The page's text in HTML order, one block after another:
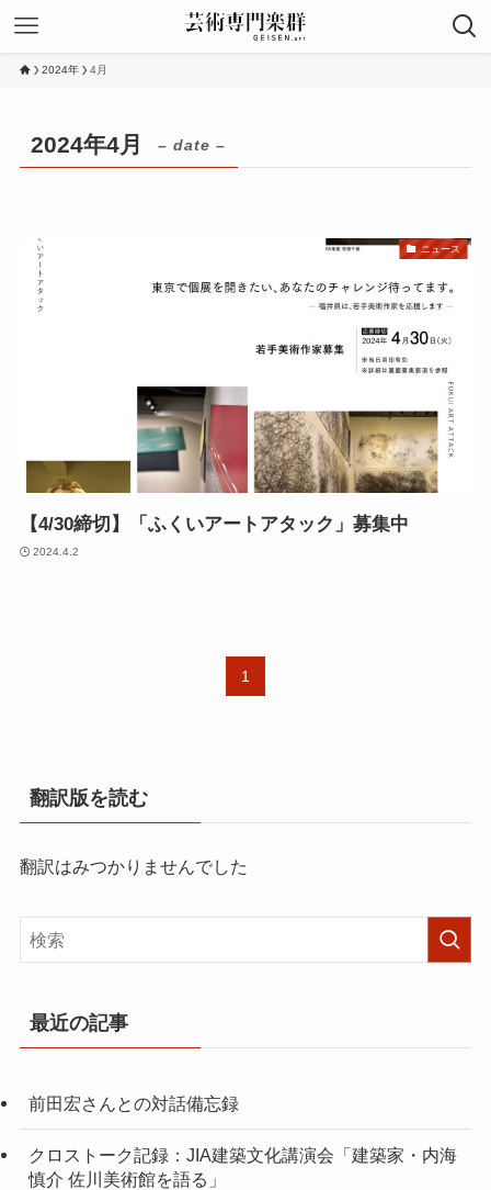
2024年 4月
2024年4月 – date –
ニュース
【4/30締切】「ふくいアートアタック」募集中
2024.4.2
1
翻訳版を読む
翻訳はみつかりませんでした
最近の記事
前田宏さんとの対話備忘録
クロストーク記録：JIA建築文化講演会「建築家・内海
慎介 佐川美術館を語る」